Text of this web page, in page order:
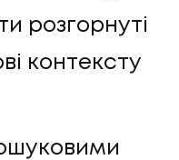
розгорнуті
контексту